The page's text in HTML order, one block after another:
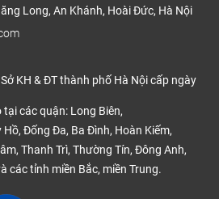
Long, An Khánh, Hoài Đức, Hà Nội
KH & ĐT thành phố Hà Nội cấp ngày
các quận: Long Biên,
Đống Đa, Ba Đình, Hoàn Kiếm,
Thanh Trì, Thường Tín, Đông Anh,
tỉnh miền Bắc, miền Trung.